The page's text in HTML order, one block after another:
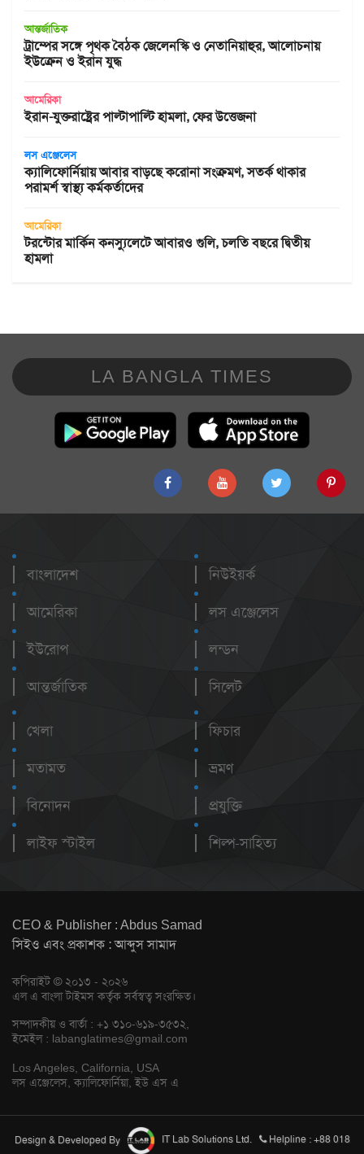
আন্তর্জাতিক
ট্রাম্পের সঙ্গে পৃথক বৈঠক জেলেনস্কি ও নেতানিয়াহুর, আলোচনায়
ইউক্রেন ও ইরান যুদ্ধ
আমেরিকা
ইরান-যুক্তরাষ্ট্রের পাল্টাপাল্টি হামলা, ফের উত্তেজনা
লস এঞ্জেলেস
ক্যালিফোর্নিয়ায় আবার বাড়ছে করোনা সংক্রমণ, সতর্ক থাকার
পরামর্শ স্বাস্থ্য কর্মকর্তাদের
আমেরিকা
টরন্টোর মার্কিন কনস্যুলেটে আবারও গুলি, চলতি বছরে দ্বিতীয়
হামলা
LA BANGLA TIMES
বাংলাদেশ
আমেরিকা
ইউরোপ
আন্তর্জাতিক
নিউইয়র্ক
লস এঞ্জেলেস
লন্ডন
সিলেট
খেলা
মতামত
বিনোদন
লাইফ স্টাইল
ফিচার
ভ্রমণ
প্রযুক্তি
শিল্প-সাহিত্য
CEO & Publisher : Abdus Samad
সিইও এবং প্রকাশক : আব্দুস সামাদ
কপিরাইট © ২০১৩ - ২০২৬
এল এ বাংলা টাইমস কর্তৃক সর্বস্বত্ব সংরক্ষিত।
সম্পাদকীয় ও বার্তা : +১ ৩১০-৬১৯-৩৫৩২,
ইমেইল : labanglatimes@gmail.com
Los Angeles, California, USA
লস এঞ্জেলেস, ক্যালিফোর্নিয়া, ইউ এস এ
Design & Developed By IT Lab Solutions Ltd. Helpline : +88 018